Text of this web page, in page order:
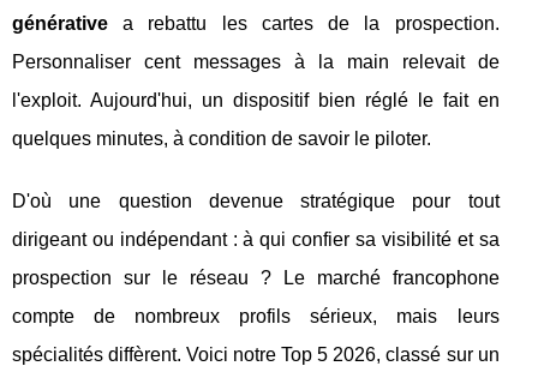
générative a rebattu les cartes de la prospection.
Personnaliser cent messages à la main relevait de
l'exploit. Aujourd'hui, un dispositif bien réglé le fait en
quelques minutes, à condition de savoir le piloter.
D'où une question devenue stratégique pour tout
dirigeant ou indépendant : à qui confier sa visibilité et sa
prospection sur le réseau ? Le marché francophone
compte de nombreux profils sérieux, mais leurs
spécialités diffèrent. Voici notre Top 5 2026, classé sur un